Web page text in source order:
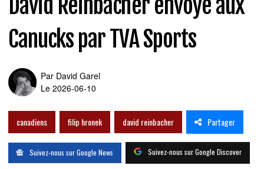
Canucks par TVA Sports
Par David Garel
Le 2026-06-10
canadiens filip hronek david reinbacher Partager
Suivez-nous sur Google News Suivez-nous sur Google Discover